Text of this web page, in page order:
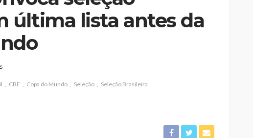
última lista antes da
CBF Copa do Mundo Seleção Seleção Brasileira